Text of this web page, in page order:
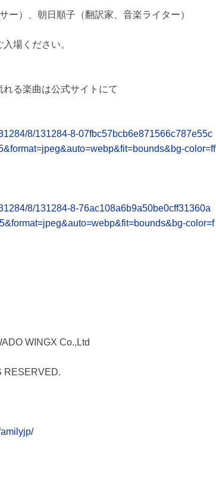
ー）、朝日順子（翻訳家、音楽ライター）
場ください。
る楽曲は公式サイトにて
8/131284-8-07fbc57bcb6e871566c787e55c
color=ff
8/131284-8-76ac108a6b9a50be0cff31360a
color=f
WINGX Co.,Ltd
RESERVED.